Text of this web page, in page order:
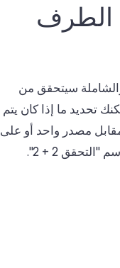
الطرف
سيتحقق من
تحديد ما إذا كان يتم
مصدر واحد أو على
2 + 2".